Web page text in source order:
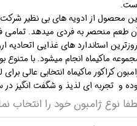
محصول از ادویه های بی نظیر
طعم منحصر به فردی میدهد. تمامی
استاندارد های غذایی اتحادیه
ماکیماه انجام میشود. با متنوع
کراکور ماکیماه انتخابی عالی
و تجربه ای لذیذ و شگفت انگیز
نوع ژامبون خود را انتخاب